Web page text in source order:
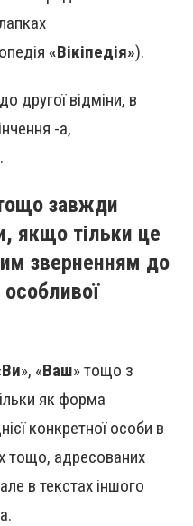
«Вікіпедія»).
другої відміни, в
-а,
.
завжди
якщо тільки це
зверненням до
Ви», «Ваш» тощо з
як форма
конкретної особи в
тощо, адресованих
в текстах іншого